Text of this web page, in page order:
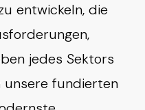
entwickeln, die
jedes Sektors
unsere fundierten